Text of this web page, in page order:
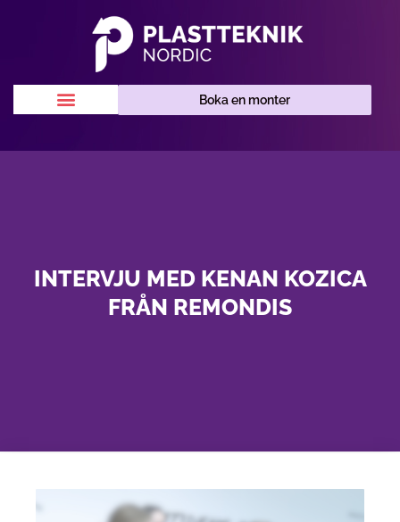
Boka en monter
INTERVJU MED KENAN KOZICA
FRÅN REMONDIS